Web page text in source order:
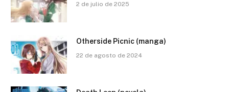
2 de julio de 2025
Otherside Picnic (manga)
22 de agosto de 2024